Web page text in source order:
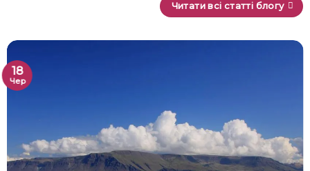
Читати всі статті блогу
18
Чер